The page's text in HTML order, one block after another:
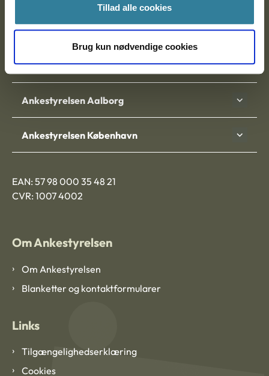
Tillad alle cookies
Brug kun nødvendige cookies
9000 Aalborg
Ankestyrelsen Aalborg
Ankestyrelsen København
EAN: 57 98 000 35 48 21
CVR: 1007 4002
Om Ankestyrelsen
Om Ankestyrelsen
Blanketter og kontaktformularer
Links
Tilgængelighedserklæring
Cookies